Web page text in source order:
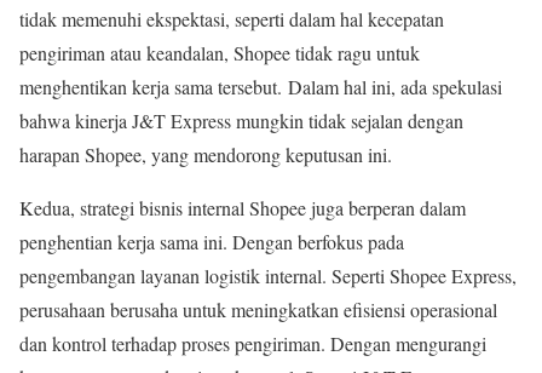
tidak memenuhi ekspektasi, seperti dalam hal kecepatan
pengiriman atau keandalan, Shopee tidak ragu untuk
menghentikan kerja sama tersebut. Dalam hal ini, ada spekulasi
bahwa kinerja J&T Express mungkin tidak sejalan dengan
harapan Shopee, yang mendorong keputusan ini.
Kedua, strategi bisnis internal Shopee juga berperan dalam
penghentian kerja sama ini. Dengan berfokus pada
pengembangan layanan logistik internal. Seperti Shopee Express,
perusahaan berusaha untuk meningkatkan efisiensi operasional
dan kontrol terhadap proses pengiriman. Dengan mengurangi